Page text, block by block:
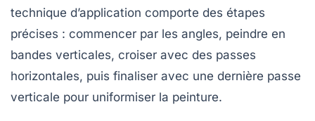
technique d’application comporte des étapes
précises : commencer par les angles, peindre en
bandes verticales, croiser avec des passes
horizontales, puis finaliser avec une dernière passe
verticale pour uniformiser la peinture.